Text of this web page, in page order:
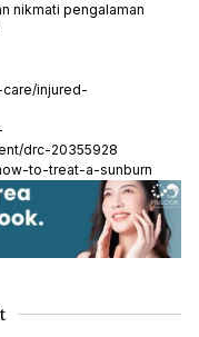
nikmati pengalaman
injured-
drc-20355928
to-treat-a-sunburn